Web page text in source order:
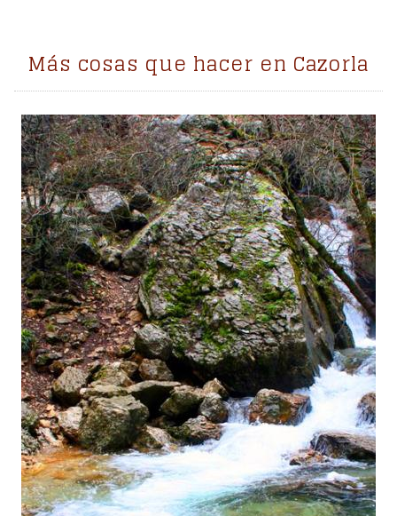
Más cosas que hacer en Cazorla